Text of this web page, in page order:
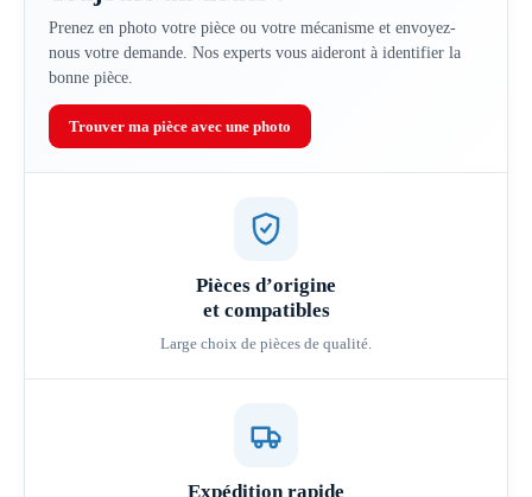
Prenez en photo votre pièce ou votre mécanisme et envoyez-
nous votre demande. Nos experts vous aideront à identifier la
bonne pièce.
Trouver ma pièce avec une photo
Pièces d’origine
et compatibles
Large choix de pièces de qualité.
Expédition rapide